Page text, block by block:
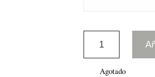
Agotado